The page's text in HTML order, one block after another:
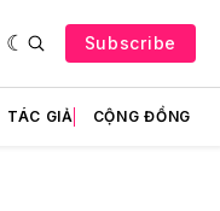
Subscribe
TÁC GIẢ CỘNG ĐỒNG